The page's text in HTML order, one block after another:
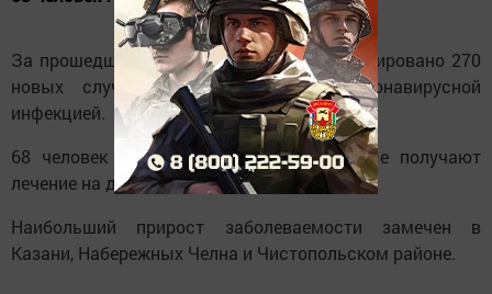
За прошедшие сутки в республике зафиксировано 270
новых случаев заражения новой коронавирусной
инфекцией.
68 человек госпитализировано, остальные получают
лечение на дому.
Наибольший прирост заболеваемости замечен в
Казани, Набережных Челна и Чистопольском районе.